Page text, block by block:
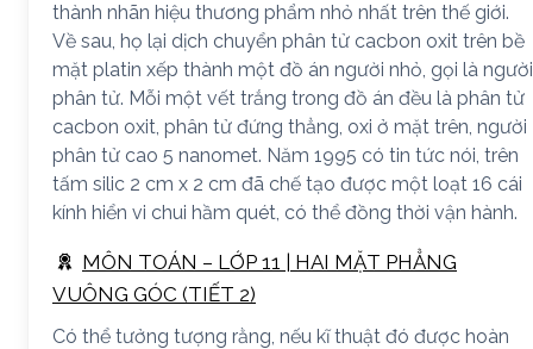
thành nhãn hiệu thương phẩm nhỏ nhất trên thế giới.
Về sau, họ lại dịch chuyển phân tử cacbon oxit trên bề
mặt platin xếp thành một đồ án người nhỏ, gọi là người
phân tử. Mỗi một vết trắng trong đồ án đều là phân tử
cacbon oxit, phân tử đứng thẳng, oxi ở mặt trên, người
phân tử cao 5 nanomet. Năm 1995 có tin tức nói, trên
tấm silic 2 cm x 2 cm đã chế tạo được một loạt 16 cái
kính hiển vi chui hầm quét, có thể đồng thời vận hành.
MÔN TOÁN – LỚP 11 | HAI MẶT PHẲNG
VUÔNG GÓC (TIẾT 2)
Có thể tưởng tượng rằng, nếu kĩ thuật đó được hoàn